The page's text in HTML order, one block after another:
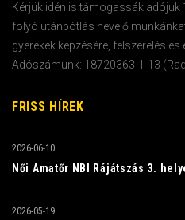
Kérjük idén is támogassák adójuk
folyó utánpótlás nevelő
gyerekek képzésére, felszerelés
Adószámunk: 18720363-1-13
FRISS HÍREK
Női Amatőr NBI Rájátszás 3.
2026-06-10
2026-05-19